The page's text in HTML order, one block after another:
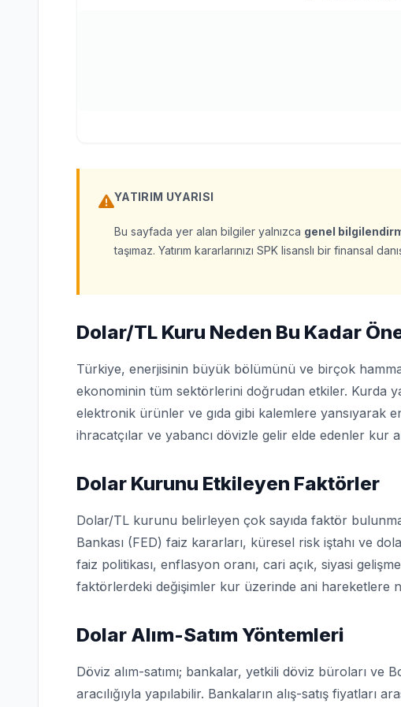
YATIRIM UYARISI
Bu sayfada yer alan bilgiler yalnızca genel
taşımaz. Yatırım kararlarınızı SPK lisanslı bir finansal
Dolar/TL Kuru Neden Bu Kadar
Türkiye, enerjisinin büyük bölümünü ve birçok
ekonominin tüm sektörlerini doğrudan etkiler. Kurda
elektronik ürünler ve gıda gibi kalemlere yansıyarak
ihracatçılar ve yabancı dövizle gelir elde edenler kur
Dolar Kurunu Etkileyen Faktörler
Dolar/TL kurunu belirleyen çok sayıda faktör
Bankası (FED) faiz kararları, küresel risk iştahı ve
faiz politikası, enflasyon oranı, cari açık, siyasi
faktörlerdeki değişimler kur üzerinde ani hareketlere
Dolar Alım-Satım Yöntemleri
Döviz alım-satımı; bankalar, yetkili döviz büroları ve
aracılığıyla yapılabilir. Bankaların alış-satış fiyatları